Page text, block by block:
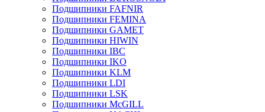
Подшипники FAFNIR
Подшипники FEMINA
Подшипники GAMET
Подшипники HIWIN
Подшипники IBC
Подшипники IKO
Подшипники KLM
Подшипники LDI
Подшипники LSK
Подшипники McGILL